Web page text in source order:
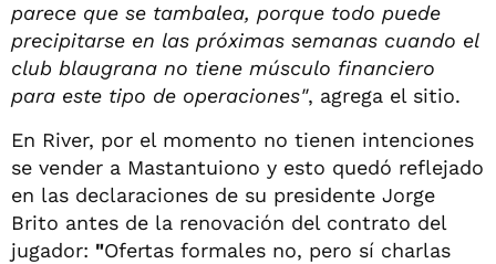
parece que se tambalea, porque todo puede
precipitarse en las próximas semanas cuando el
club blaugrana no tiene músculo financiero
para este tipo de operaciones", agrega el sitio.
En River, por el momento no tienen intenciones
se vender a Mastantuiono y esto quedó reflejado
en las declaraciones de su presidente Jorge
Brito antes de la renovación del contrato del
jugador: "Ofertas formales no, pero sí charlas